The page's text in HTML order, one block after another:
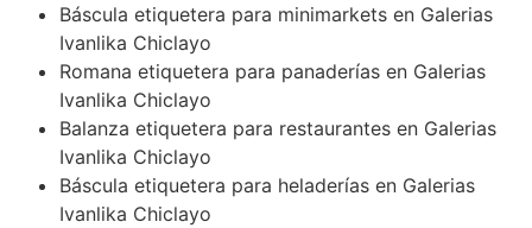
Báscula etiquetera para minimarkets en Galerias
Ivanlika Chiclayo
Romana etiquetera para panaderías en Galerias
Ivanlika Chiclayo
Balanza etiquetera para restaurantes en Galerias
Ivanlika Chiclayo
Báscula etiquetera para heladerías en Galerias
Ivanlika Chiclayo